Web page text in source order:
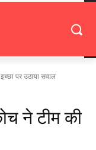
पर उठाया सवाल
ने टीम की